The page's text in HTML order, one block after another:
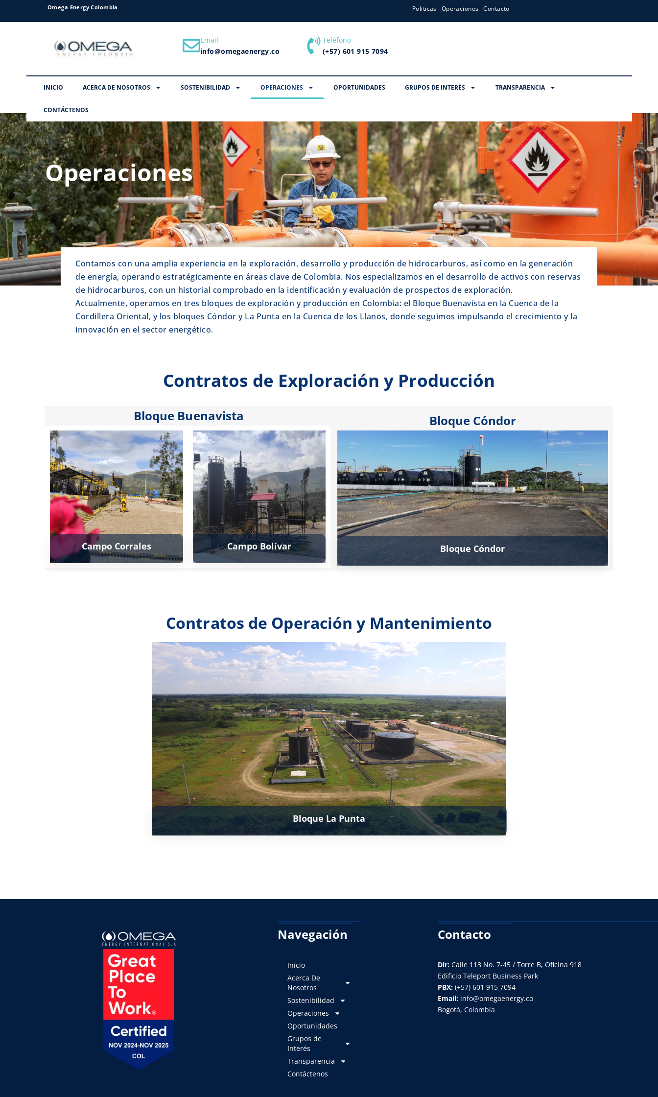
Omega Energy Colombia Politicas Operaciones Contacto
Email
info@omegaenergy.co
Teléfono
(+57) 601 915 7094
INICIO ACERCA DE NOSOTROS SOSTENIBILIDAD OPERACIONES OPORTUNIDADES GRUPOS DE INTERÉS TRANSPARENCIA
CONTÁCTENOS
Operaciones
Contamos con una amplia experiencia en la exploración, desarrollo y producción de hidrocarburos, así como en la generación
de energía, operando estratégicamente en áreas clave de Colombia. Nos especializamos en el desarrollo de activos con reservas
de hidrocarburos, con un historial comprobado en la identificación y evaluación de prospectos de exploración.
Actualmente, operamos en tres bloques de exploración y producción en Colombia: el Bloque Buenavista en la Cuenca de la
Cordillera Oriental, y los bloques Cóndor y La Punta en la Cuenca de los Llanos, donde seguimos impulsando el crecimiento y la
innovación en el sector energético.
Contratos de Exploración y Producción
Bloque Buenavista
Campo Corrales Campo Bolívar
Ver más
Bloque Cóndor
Bloque Cóndor
Contratos de Operación y Mantenimiento
Bloque La Punta
Navegación
Inicio
Acerca De
Nosotros
Sostenibilidad
Operaciones
Oportunidades
Grupos de
Interés
Transparencia
Contáctenos
Contacto
Dir:Calle 113 No. 7-45 / Torre B, Oficina 918
Edificio Teleport Business Park
PBX:(+57) 601 915 7094
Email:info@omegaenergy.co
Bogotá, Colombia